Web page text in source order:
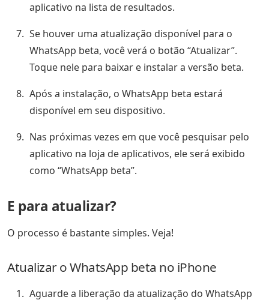
aplicativo na lista de resultados.
Se houver uma atualização disponível para o
WhatsApp beta, você verá o botão “Atualizar”.
Toque nele para baixar e instalar a versão beta.
Após a instalação, o WhatsApp beta estará
disponível em seu dispositivo.
Nas próximas vezes em que você pesquisar pelo
aplicativo na loja de aplicativos, ele será exibido
como “WhatsApp beta”.
E para atualizar?
O processo é bastante simples. Veja!
Atualizar o WhatsApp beta no iPhone
Aguarde a liberação da atualização do WhatsApp